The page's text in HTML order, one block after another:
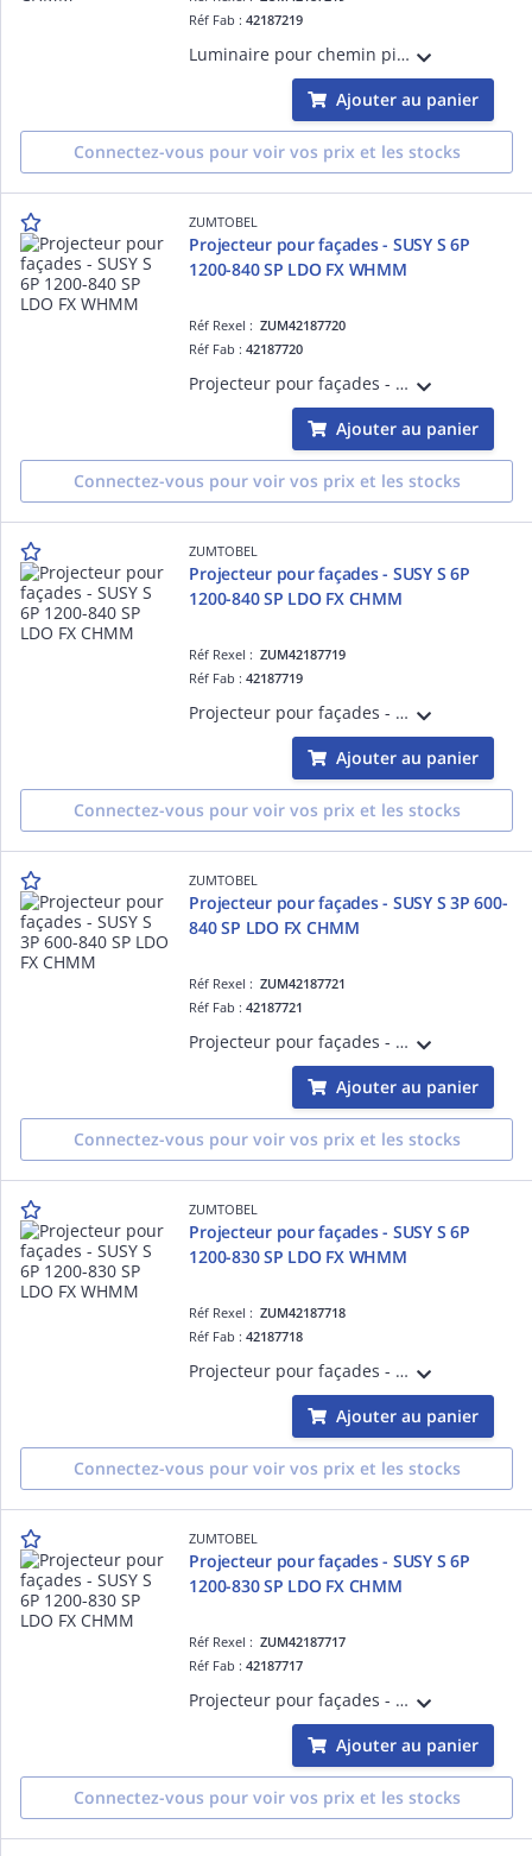
Réf Fab :42187219
Luminaire pour chemin piétonnier - SUSY 30P 5000-830 FLB LDO FX CHMM - Boîtier de commande pour pilotage de projecteurs LED ¿ 4.5 m ¿ 4992 lm ¿ 67W ¿ 30° ¿ 3000K ¿ Ra>80 ¿ IP67 ¿ version DALI
Ajouter au panier
Connectez-vous pour voir vos prix et les stocks
ZUMTOBEL
Projecteur pour façades - SUSY S 6P
1200-840 SP LDO FX WHMM
Réf Rexel :ZUM42187720
Réf Fab :42187720
Projecteur pour façades - SUSY S 6P 1200-840 SP LDO FX WHMM - Projecteur LED pour éclairage de mise en valeur ¿ 1304 lm ¿ 15W ¿ 30° ¿ 4000K ¿ Ra>80 ¿ IP68 ¿ version DALI
Ajouter au panier
Connectez-vous pour voir vos prix et les stocks
ZUMTOBEL
Projecteur pour façades - SUSY S 6P
1200-840 SP LDO FX CHMM
Réf Rexel :ZUM42187719
Réf Fab :42187719
Projecteur pour façades - SUSY S 6P 1200-840 SP LDO FX CHMM - Projecteur LED pour éclairage de mise en valeur ¿ 1304 lm ¿ 15W ¿ 30° ¿ 4000K ¿ Ra>80 ¿ IP68 ¿ version DALI
Ajouter au panier
Connectez-vous pour voir vos prix et les stocks
ZUMTOBEL
Projecteur pour façades - SUSY S 3P 600-
840 SP LDO FX CHMM
Réf Rexel :ZUM42187721
Réf Fab :42187721
Projecteur pour façades - SUSY S 3P 600-840 SP LDO FX CHMM - Projecteur LED pour éclairage de mise en valeur ¿ 652 lm ¿ 9W ¿ 30° ¿ 4000K ¿ Ra>80 ¿ IP68 ¿ version DALI
Ajouter au panier
Connectez-vous pour voir vos prix et les stocks
ZUMTOBEL
Projecteur pour façades - SUSY S 6P
1200-830 SP LDO FX WHMM
Réf Rexel :ZUM42187718
Réf Fab :42187718
Projecteur pour façades - SUSY S 6P 1200-830 SP LDO FX WHMM - Projecteur LED pour éclairage de mise en valeur ¿ 1260 lm ¿ 15W ¿ 30° ¿ 3000K ¿ Ra>80 ¿ IP68 ¿ version DALI
Ajouter au panier
Connectez-vous pour voir vos prix et les stocks
ZUMTOBEL
Projecteur pour façades - SUSY S 6P
1200-830 SP LDO FX CHMM
Réf Rexel :ZUM42187717
Réf Fab :42187717
Projecteur pour façades - SUSY S 6P 1200-830 SP LDO FX CHMM - Projecteur LED pour éclairage de mise en valeur ¿ 1260 lm ¿ 15W ¿ 30° ¿ 3000K ¿ Ra>80 ¿ IP68 ¿ version DALI
Ajouter au panier
Connectez-vous pour voir vos prix et les stocks